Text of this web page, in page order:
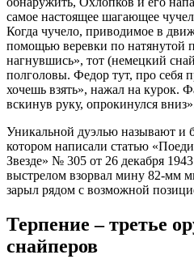
самое настоящее шагающее
Когда чучело, приводимое в
помощью веревки по натянутой
нагнувшись», тот (немецкий
полголовы. Федор тут, про себя
хочешь взять», нажал на курок.
вскинув руку, опрокинулся
Уникальной дуэлью называют и
котором написали статью
Звезде» № 305 от 26 декабря
выстрелом взорвал мину 82-мм
зарыл рядом с возможной
Терпение – третье
снайперов